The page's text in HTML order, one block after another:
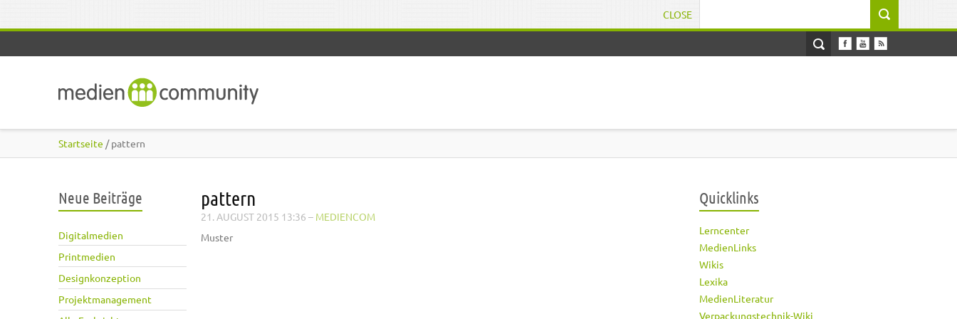
CLOSE
Startseite / pattern
Neue Beiträge
Digitalmedien
Printmedien
Designkonzeption
Projektmanagement
pattern
21. AUGUST 2015 13:36 – MEDIENCOM
Muster
Quicklinks
Lerncenter
MedienLinks
Wikis
Lexika
MedienLiteratur
Verpackungstechnik-Wiki